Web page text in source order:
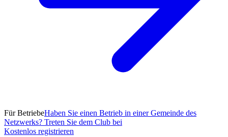
Für BetriebeHaben Sie einen Betrieb in einer Gemeinde des
Netzwerks? Treten Sie dem Club bei
Kostenlos registrieren